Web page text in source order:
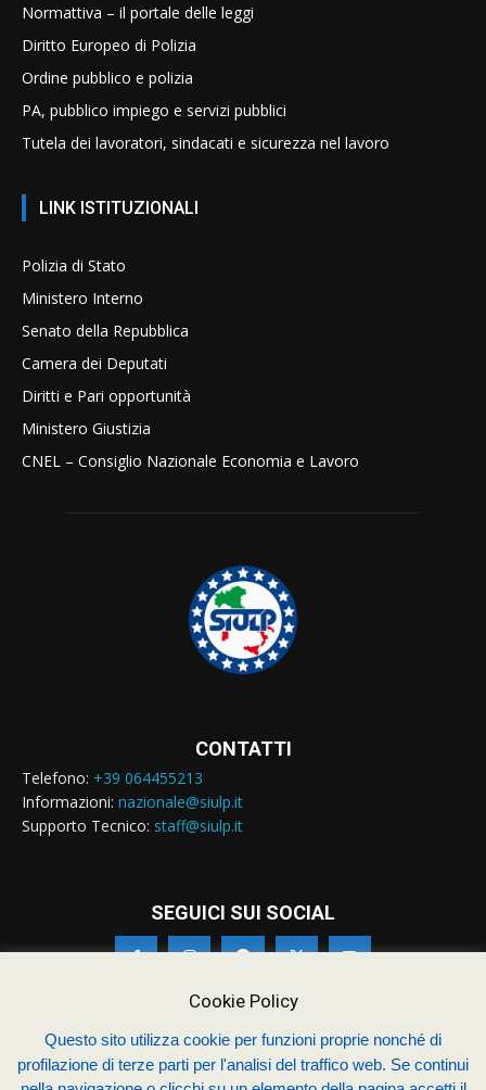
Normattiva – il portale delle leggi
Diritto Europeo di Polizia
Ordine pubblico e polizia
PA, pubblico impiego e servizi pubblici
Tutela dei lavoratori, sindacati e sicurezza nel lavoro
LINK ISTITUZIONALI
Polizia di Stato
Ministero Interno
Senato della Repubblica
Camera dei Deputati
Diritti e Pari opportunità
Ministero Giustizia
CNEL – Consiglio Nazionale Economia e Lavoro
CONTATTI
Telefono: +39 064455213
Informazioni: nazionale@siulp.it
Supporto Tecnico: staff@siulp.it
SEGUICI SUI SOCIAL
© Siulp 2026 - C.F.97014000588 - Realizzato dastudio4s.com
Cookie Policy
Questo sito utilizza cookie per funzioni proprie nonché di
profilazione di terze parti per l'analisi del traffico web. Se continui